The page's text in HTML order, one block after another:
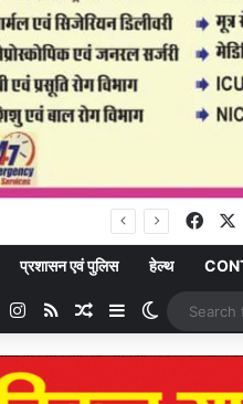
प्रशासन एवं पुलिस हेल्थ
YouTubeInstagram
RSS Random Article
SidebarSwitch